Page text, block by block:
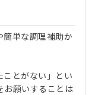
簡単な調理補助か
ことがない」とい
お願いすることは